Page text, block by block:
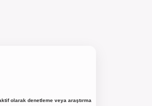
olarak denetleme veya araştırma